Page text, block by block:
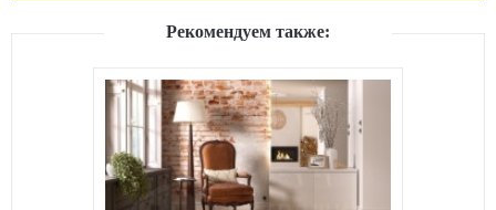
Рекомендуем также: